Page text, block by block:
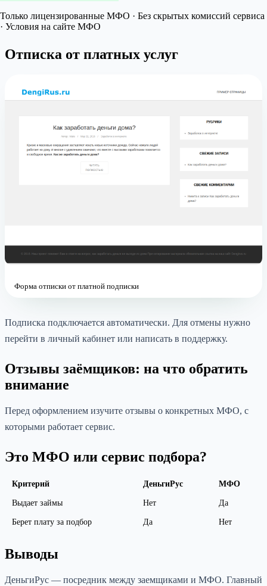
Только лицензированные МФО · Без скрытых комиссий сервиса
· Условия на сайте МФО
Отписка от платных услуг
Форма отписки от платной подписки
Подписка подключается автоматически. Для отмены нужно
перейти в личный кабинет или написать в поддержку.
Отзывы заёмщиков: на что обратить
внимание
Перед оформлением изучите отзывы о конкретных МФО, с
которыми работает сервис.
Это МФО или сервис подбора?
Критерий ДеньгиРус МФО
Выдает займы Нет Да
Берет плату за подбор Да Нет
Выводы
ДеньгиРус — посредник между заемщиками и МФО. Главный